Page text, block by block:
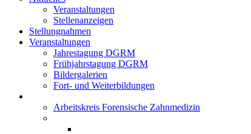
Veranstaltungen
Stellenanzeigen
Stellungnahmen
Veranstaltungen
Jahrestagung DGRM
Frühjahrstagung DGRM
Bildergalerien
Fort- und Weiterbildungen
Arbeitskreis Forensische Zahnmedizin